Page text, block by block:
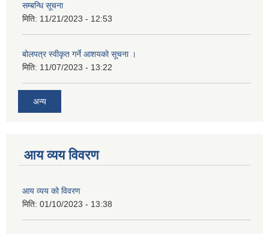
सम्बन्धि सूचना
मिति: 11/21/2023 - 12:53
बोलपत्र स्वीकृत गर्ने आशयको सूचना ।
मिति: 11/07/2023 - 13:22
अन्य
आय व्यय विवरण
आय व्यय को विवरण
मिति: 01/10/2023 - 13:38